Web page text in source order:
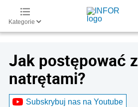
Kategorie
Jak postępować z
natrętami?
Subskrybuj nas na Youtube